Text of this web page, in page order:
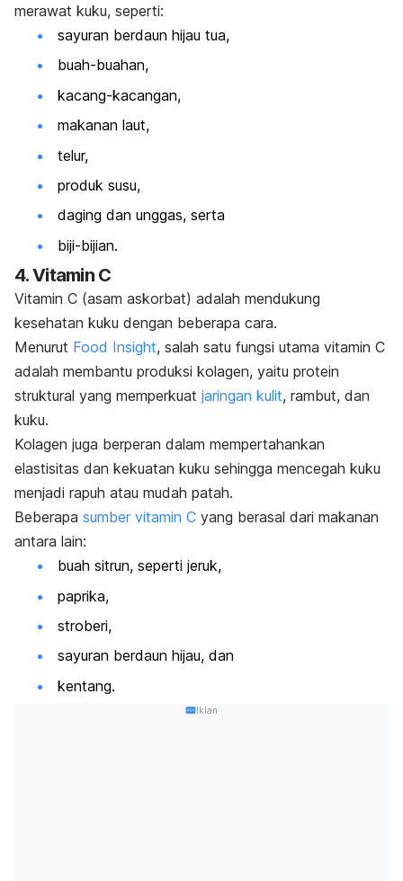
merawat kuku, seperti:
sayuran berdaun hijau tua,
buah-buahan,
kacang-kacangan,
makanan laut,
telur,
produk susu,
daging dan unggas, serta
biji-bijian.
4. Vitamin C
Vitamin C (asam askorbat) adalah mendukung
kesehatan kuku dengan beberapa cara.
Menurut Food Insight, salah satu fungsi utama vitamin C
adalah membantu produksi kolagen, yaitu protein
struktural yang memperkuat jaringan kulit, rambut, dan
kuku.
Kolagen juga berperan dalam mempertahankan
elastisitas dan kekuatan kuku sehingga mencegah kuku
menjadi rapuh atau mudah patah.
Beberapa sumber vitamin C yang berasal dari makanan
antara lain:
buah sitrun, seperti jeruk,
paprika,
stroberi,
sayuran berdaun hijau, dan
kentang.
Iklan